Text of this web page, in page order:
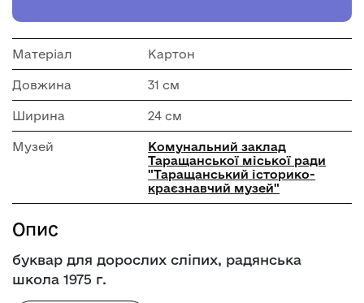
Матеріал Картон
Довжина 31 см
Ширина 24 см
Музей
Комунальний заклад
Таращанської міської ради
"Таращанський історико-
краєзнавчий музей"
Опис
буквар для дорослих сліпих, радянська
школа 1975 г.